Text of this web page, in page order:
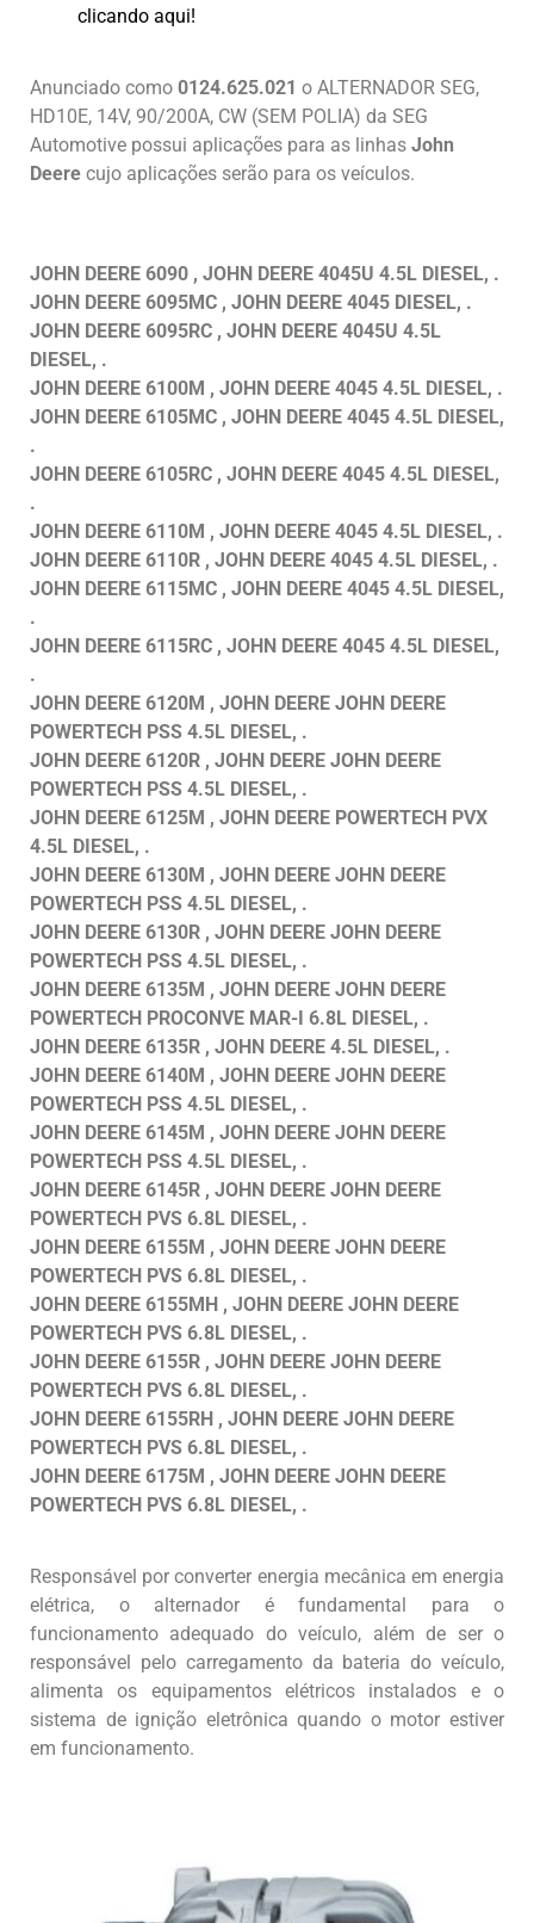
clicando aqui!
Anunciado como 0124.625.021 o ALTERNADOR SEG,
HD10E, 14V, 90/200A, CW (SEM POLIA) da SEG
Automotive possui aplicações para as linhas John
Deere cujo aplicações serão para os veículos.
JOHN DEERE 6090 , JOHN DEERE 4045U 4.5L DIESEL, .
JOHN DEERE 6095MC , JOHN DEERE 4045 DIESEL, .
JOHN DEERE 6095RC , JOHN DEERE 4045U 4.5L
DIESEL, .
JOHN DEERE 6100M , JOHN DEERE 4045 4.5L DIESEL, .
JOHN DEERE 6105MC , JOHN DEERE 4045 4.5L DIESEL,
.
JOHN DEERE 6105RC , JOHN DEERE 4045 4.5L DIESEL,
.
JOHN DEERE 6110M , JOHN DEERE 4045 4.5L DIESEL, .
JOHN DEERE 6110R , JOHN DEERE 4045 4.5L DIESEL, .
JOHN DEERE 6115MC , JOHN DEERE 4045 4.5L DIESEL,
.
JOHN DEERE 6115RC , JOHN DEERE 4045 4.5L DIESEL,
.
JOHN DEERE 6120M , JOHN DEERE JOHN DEERE
POWERTECH PSS 4.5L DIESEL, .
JOHN DEERE 6120R , JOHN DEERE JOHN DEERE
POWERTECH PSS 4.5L DIESEL, .
JOHN DEERE 6125M , JOHN DEERE POWERTECH PVX
4.5L DIESEL, .
JOHN DEERE 6130M , JOHN DEERE JOHN DEERE
POWERTECH PSS 4.5L DIESEL, .
JOHN DEERE 6130R , JOHN DEERE JOHN DEERE
POWERTECH PSS 4.5L DIESEL, .
JOHN DEERE 6135M , JOHN DEERE JOHN DEERE
POWERTECH PROCONVE MAR-I 6.8L DIESEL, .
JOHN DEERE 6135R , JOHN DEERE 4.5L DIESEL, .
JOHN DEERE 6140M , JOHN DEERE JOHN DEERE
POWERTECH PSS 4.5L DIESEL, .
JOHN DEERE 6145M , JOHN DEERE JOHN DEERE
POWERTECH PSS 4.5L DIESEL, .
JOHN DEERE 6145R , JOHN DEERE JOHN DEERE
POWERTECH PVS 6.8L DIESEL, .
JOHN DEERE 6155M , JOHN DEERE JOHN DEERE
POWERTECH PVS 6.8L DIESEL, .
JOHN DEERE 6155MH , JOHN DEERE JOHN DEERE
POWERTECH PVS 6.8L DIESEL, .
JOHN DEERE 6155R , JOHN DEERE JOHN DEERE
POWERTECH PVS 6.8L DIESEL, .
JOHN DEERE 6155RH , JOHN DEERE JOHN DEERE
POWERTECH PVS 6.8L DIESEL, .
JOHN DEERE 6175M , JOHN DEERE JOHN DEERE
POWERTECH PVS 6.8L DIESEL, .
Responsável por converter energia mecânica em energia
elétrica, o alternador é fundamental para o
funcionamento adequado do veículo, além de ser o
responsável pelo carregamento da bateria do veículo,
alimenta os equipamentos elétricos instalados e o
sistema de ignição eletrônica quando o motor estiver
em funcionamento.